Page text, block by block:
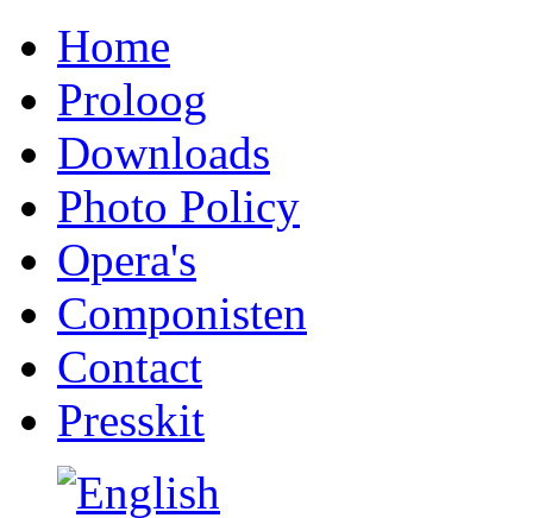
Home
Proloog
Downloads
Photo Policy
Opera's
Componisten
Contact
Presskit